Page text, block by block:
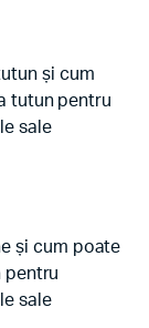
și cum
tutun pentru
sale
și cum poate
pentru
sale